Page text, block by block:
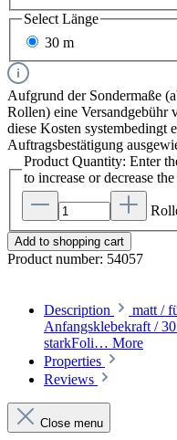
Select Länge
30 m
Aufgrund der Sondermaße
Rollen) eine Versandgebühr
diese Kosten systembedingt
Auftragsbestätigung
Product Quantity: Enter
to increase or decrease
Add to shopping cart
Product number: 54057
Description
matt /
Anfangsklebekraft /
starkFoli… More
Properties
Reviews
Close menu